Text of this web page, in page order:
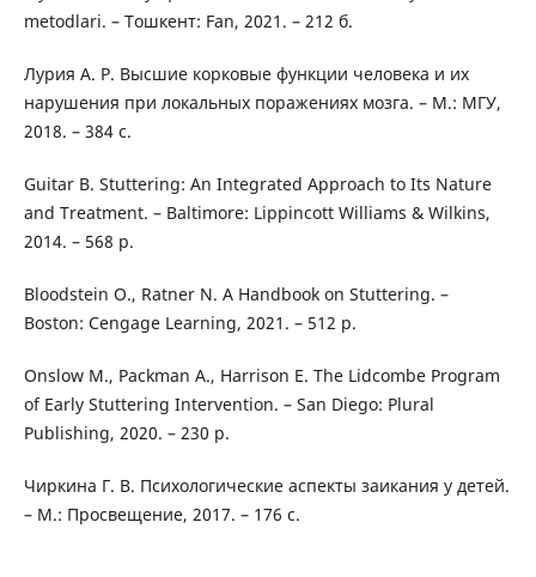
metodlari. – Тошкент: Fan, 2021. – 212 б.
Лурия А. Р. Высшие корковые функции человека и их
нарушения при локальных поражениях мозга. – М.: МГУ,
2018. – 384 с.
Guitar B. Stuttering: An Integrated Approach to Its Nature
and Treatment. – Baltimore: Lippincott Williams & Wilkins,
2014. – 568 p.
Bloodstein O., Ratner N. A Handbook on Stuttering. –
Boston: Cengage Learning, 2021. – 512 p.
Onslow M., Packman A., Harrison E. The Lidcombe Program
of Early Stuttering Intervention. – San Diego: Plural
Publishing, 2020. – 230 p.
Чиркина Г. В. Психологические аспекты заикания у детей.
– М.: Просвещение, 2017. – 176 с.